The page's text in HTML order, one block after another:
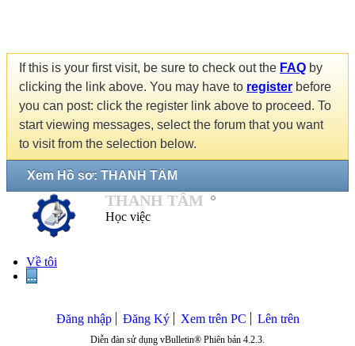
If this is your first visit, be sure to check out the FAQ by
clicking the link above. You may have to register before
you can post: click the register link above to proceed. To
start viewing messages, select the forum that you want
to visit from the selection below.
Xem Hồ sơ: THANH TÂM
THANH TÂM
Học việc
Về tôi
...
Đăng nhập Đăng Ký Xem trên PC Lên trên
Diễn đàn sử dụng vBulletin® Phiên bản 4.2.3.